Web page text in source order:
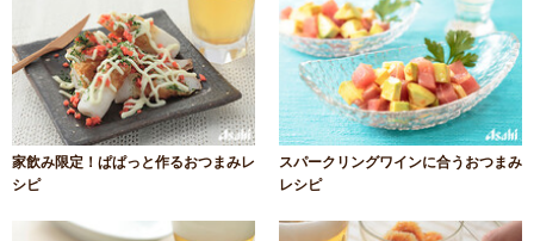
家飲み限定！ぱぱっと作るおつまみレ
シピ
スパークリングワインに合うおつまみ
レシピ